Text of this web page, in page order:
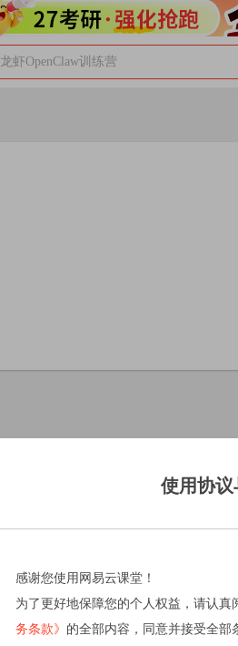
龙虾OpenClaw训练营
使用协
感谢您使用网易云课堂！
为了更好地保障您的个人权益，请认真
务条款》 的全部内容，同意并接受全部